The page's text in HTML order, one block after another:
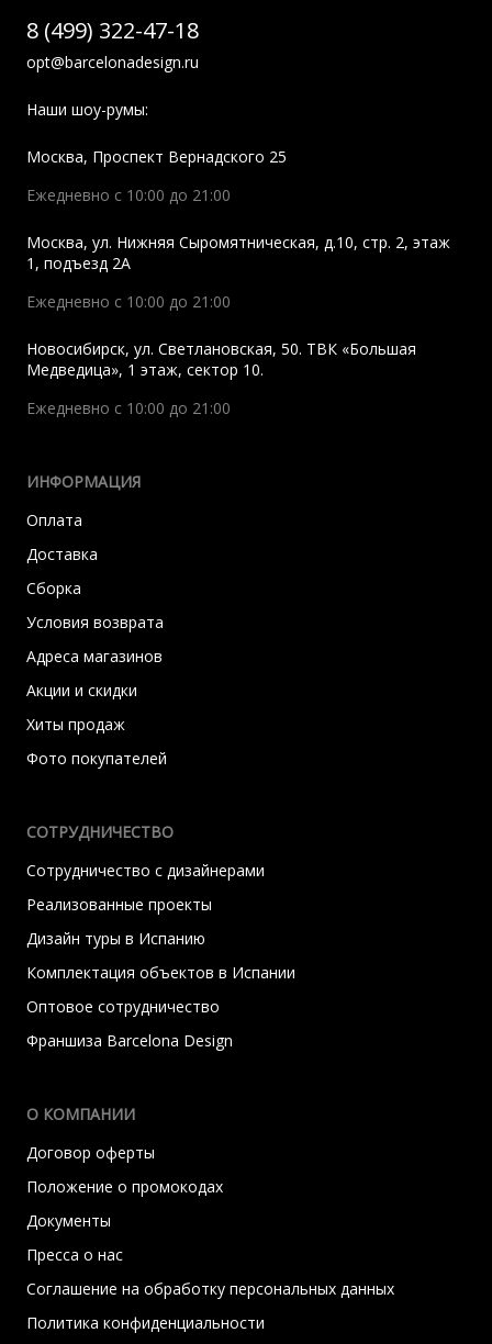
8 (499) 322-47-18
opt@barcelonadesign.ru
Наши шоу-румы:
Москва, Проспект Вернадского 25
Ежедневно с 10:00 до 21:00
Москва, ул. Нижняя Сыромятническая, д.10, стр. 2, этаж
1, подъезд 2A
Ежедневно с 10:00 до 21:00
Новосибирск, ул. Светлановская, 50. ТВК «Большая
Медведица», 1 этаж, сектор 10.
Ежедневно с 10:00 до 21:00
ИНФОРМАЦИЯ
Оплата
Доставка
Сборка
Условия возврата
Адреса магазинов
Акции и скидки
Хиты продаж
Фото покупателей
СОТРУДНИЧЕСТВО
Сотрудничество с дизайнерами
Реализованные проекты
Дизайн туры в Испанию
Комплектация объектов в Испании
Оптовое сотрудничество
Франшиза Barcelona Design
О КОМПАНИИ
Договор оферты
Положение о промокодах
Документы
Пресса о нас
Соглашение на обработку персональных данных
Политика конфиденциальности